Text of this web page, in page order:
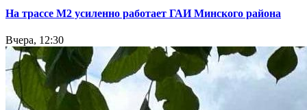
На трассе М2 усиленно работает ГАИ Минского района
Вчера, 12:30